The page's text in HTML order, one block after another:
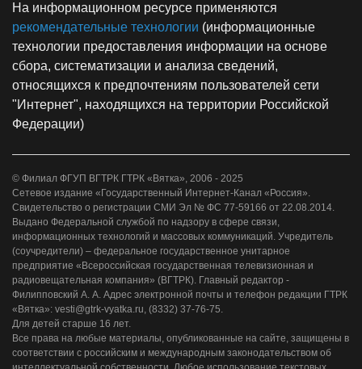
На информационном ресурсе применяются
рекомендательные технологии (информационные
технологии предоставления информации на основе
сбора, систематизации и анализа сведений,
относящихся к предпочтениям пользователей сети
"Интернет", находящихся на территории Российской
Федерации)
© Филиал ФГУП ВГТРК ГТРК «Вятка», 2006 - 2025
Сетевое издание «Государственный Интернет-Канал «Россия».
Свидетельство о регистрации СМИ Эл № ФС 77-59166 от 22.08.2014.
Выдано Федеральной службой по надзору в сфере связи,
информационных технологий и массовых коммуникаций. Учредитель
(соучредители) – федеральное государственное унитарное
предприятие «Всероссийская государственная телевизионная и
радиовещательная компания» (ВГТРК). Главный редактор -
Филипповский А. А. Адрес электронной почты и телефон редакции ГТРК
«Вятка»: vesti@gtrk-vyatka.ru, (8332) 37-76-75.
Для детей старше 16 лет.
Все права на любые материалы, опубликованные на сайте, защищены в
соответствии с российским и международным законодательством об